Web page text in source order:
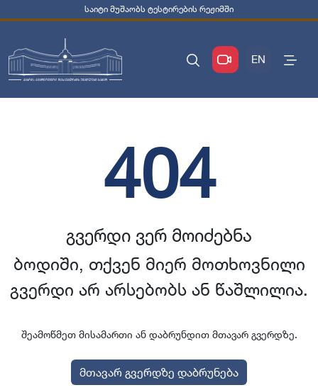
საიტი მუშაობს ტესტირების რეჟიმში
EN
404
გვერდი ვერ მოიძებნა
ბოდიში, თქვენ მიერ მოთხოვნილი
გვერდი არ არსებობს ან წაშლილია.
შეამოწმეთ მისამართი ან დაბრუნდით მთავარ გვერდზე.
მთავარ გვერდზე დაბრუნება